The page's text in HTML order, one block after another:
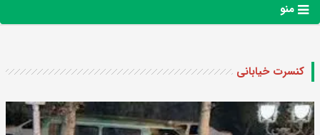
منو
کنسرت خیابانی